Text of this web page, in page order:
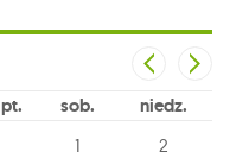
pt sob niedz
1 2